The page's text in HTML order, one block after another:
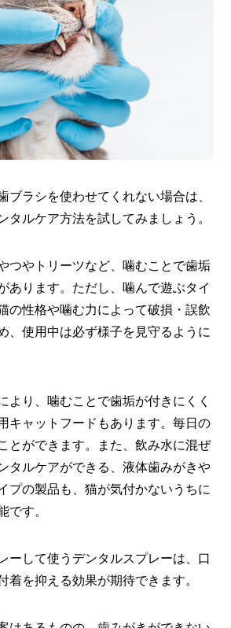
ブラシを使わせてくれない場合は、
タルケア方法を試してみましょう。
つやトリーツなど、噛むことで歯垢
あります。ただし、噛んで遊ぶタイ
の性格や噛む力によって破損・誤飲
、使用中は必ず様子を見守るように
より、噛むことで歯垢が付きにくく
キャットフードもあります。毎日の
とができます。また、飲み水に混ぜ
タルケアができる、液体歯みがきや
プの製品も、猫が気付かないうちに
です。
ーして使うデンタルスプレーは、口
着を抑える効果が期待できます。